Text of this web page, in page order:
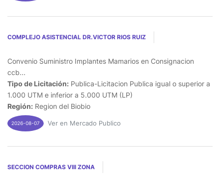
COMPLEJO ASISTENCIAL DR.VICTOR RIOS RUIZ
Convenio Suministro Implantes Mamarios en Consignacion
ccb...
Tipo de Licitación: Publica-Licitacion Publica igual o superior a
1.000 UTM e inferior a 5.000 UTM (LP)
Región: Region del Biobio
2026-08-07 Ver en Mercado Publico
SECCION COMPRAS VIII ZONA